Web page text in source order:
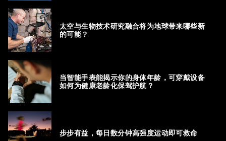
太空与生物技术研究融合将为地球带来哪些新
的可能？
当智能手表能揭示你的身体年龄，可穿戴设备
如何为健康老龄化保驾护航？
步步有益，每日数分钟高强度运动即可救命